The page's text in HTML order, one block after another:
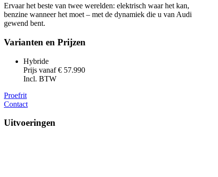
Ervaar het beste van twee werelden: elektrisch waar het kan,
benzine wanneer het moet – met de dynamiek die u van Audi
gewend bent.
Varianten en Prijzen
Hybride
Prijs vanaf € 57.990
Incl. BTW
Proefrit
Contact
Uitvoeringen